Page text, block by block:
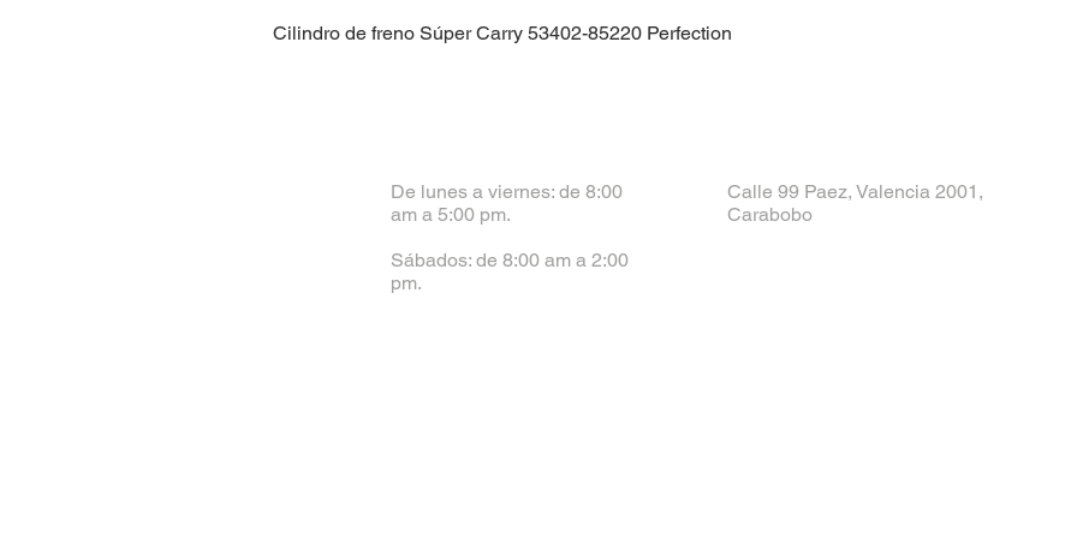
Cilindro de freno Súper Carry 53402-85220 Perfection
De lunes a viernes: de 8:00
am a 5:00 pm.
Sábados: de 8:00 am a 2:00
pm.
Calle 99 Paez, Valencia 2001,
Carabobo